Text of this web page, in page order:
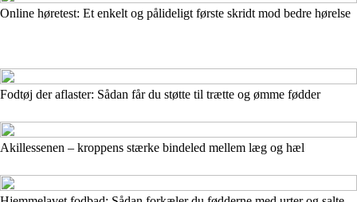
Online høretest: Et enkelt og pålideligt første skridt mod bedre hørelse
Fodtøj der aflaster: Sådan får du støtte til trætte og ømme fødder
Akillessenen – kroppens stærke bindeled mellem læg og hæl